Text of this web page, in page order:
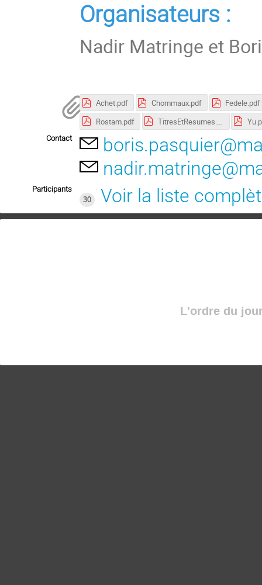
Organisateurs :
Nadir Matringe et
Achet.pdf Chommaux.pdf
Fedele.pdf
Rostam.pdf
TitresEtResumes.pdf
Contact
Participants
30
Voir la liste
L'ordre du